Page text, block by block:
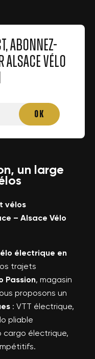
ABONNEZ-
ALSACE VÉLO
un large
vélos
– Alsace Vélo
électrique en
trajets
Passion, magasin
proposons un
: VTT électrique,
pliable
cargo électrique,